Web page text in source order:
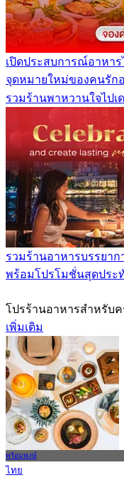
เปิดประสบการณ์อาหา
รวมร้านพาหวานใจไปเ
โปรร้านอาหารสำหรับ
เพิ่มเติม
พร้อมพงษ์
ไทย